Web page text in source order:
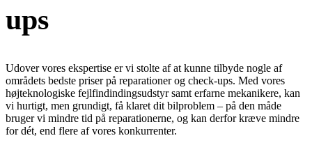
ups
Udover vores ekspertise er vi stolte af at kunne tilbyde nogle af
områdets bedste priser på reparationer og check-ups. Med vores
højteknologiske fejlfindindingsudstyr samt erfarne mekanikere, kan
vi hurtigt, men grundigt, få klaret dit bilproblem – på den måde
bruger vi mindre tid på reparationerne, og kan derfor kræve mindre
for dét, end flere af vores konkurrenter.